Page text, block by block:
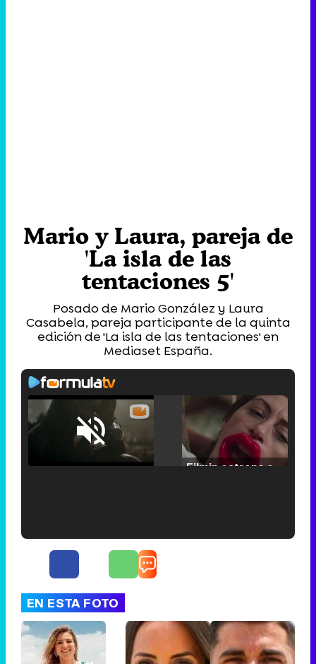
Mario y Laura, pareja de
'La isla de las
tentaciones 5'
Posado de Mario González y Laura
Casabela, pareja participante de la quinta
edición de 'La isla de las tentaciones' en
Mediaset España.
Unmute /
Tráiler de '33 días', la nueva serie de Atresplayer con Julián Villagrán y José Manuel Poga
EN ESTA FOTO